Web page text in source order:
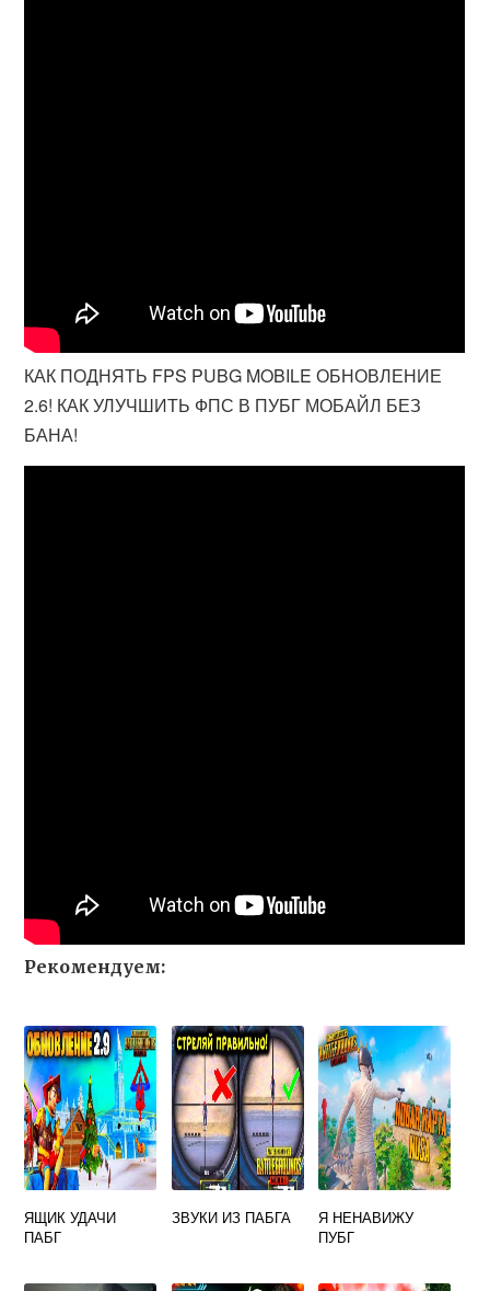
КАК ПОДНЯТЬ FPS PUBG MOBILE ОБНОВЛЕНИЕ
2.6! КАК УЛУЧШИТЬ ФПС В ПУБГ МОБАЙЛ БЕЗ
БАНА!
Рекомендуем:
ЯЩИК УДАЧИ
ПАБГ
ЗВУКИ ИЗ ПАБГА
Я НЕНАВИЖУ
ПУБГ